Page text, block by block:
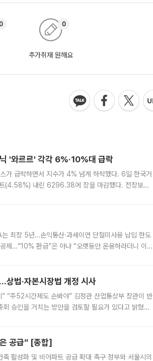
추가취재 원해요
0
'와르르' 각각 6%·10%대 급락
가 급락하면서 지수가 4% 넘게 하락했다. 6일 한국거
(4.58%) 내린 6296.38에 장을 마감했다. 전장보다
최장 5년…손익통산·과세이연 단절미사용 납입 한도
제…“10% 환급”은 아냐 “오랫동안 운용하라더니 이제
상법·자본시장법 개정 시사
“주52시간제도 손봐야” 김정관 산업통상부 장관이 반
승인을 거치는 방안을 검토할 필요가 있다고 밝혔다.
공급” [종합]
활성화 및 비아파트 공급 확대 촉구 정부와 서울시의